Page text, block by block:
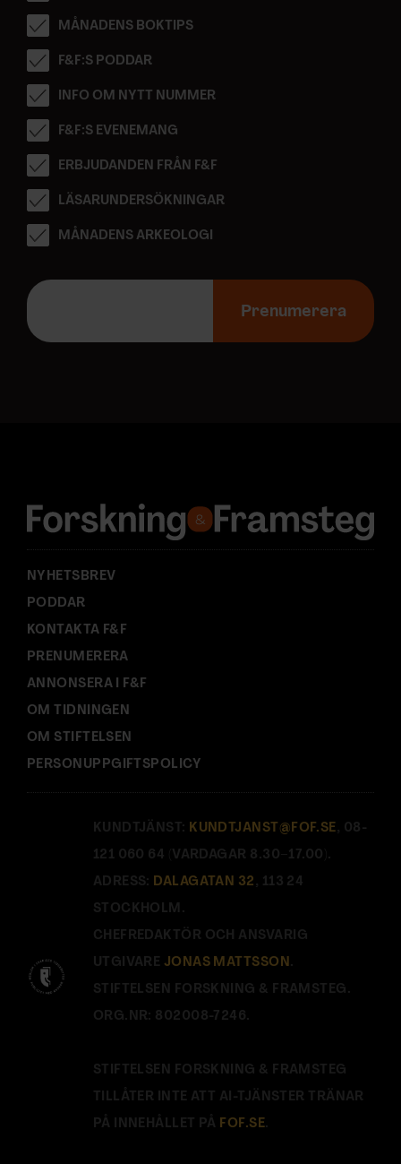
MÅNADENS BOKTIPS
F&F:S PODDAR
INFO OM NYTT NUMMER
F&F:S EVENEMANG
ERBJUDANDEN FRÅN F&F
LÄSARUNDERSÖKNINGAR
MÅNADENS ARKEOLOGI
E
p
s
:
Prenumerera
NYHETSBREV
PODDAR
KONTAKTA F&F
PRENUMERERA
ANNONSERA I F&F
OM TIDNINGEN
OM STIFTELSEN
PERSONUPPGIFTSPOLICY
KUNDTJÄNST: KUNDTJANST@FOF.SE , 08-
121 060 64 (VARDAGAR 8.30–17.00).
ADRESS: DALAGATAN 32 , 113 24
STOCKHOLM.
CHEFREDAKTÖR OCH ANSVARIG
UTGIVARE JONAS MATTSSON.
STIFTELSEN FORSKNING & FRAMSTEG.
ORG.NR: 802008-7246.
STIFTELSEN FORSKNING & FRAMSTEG
TILLÅTER INTE ATT AI-TJÄNSTER TRÄNAR
PÅ INNEHÅLLET PÅ FOF.SE.